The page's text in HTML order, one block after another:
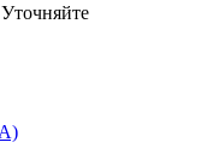
Уточняйте